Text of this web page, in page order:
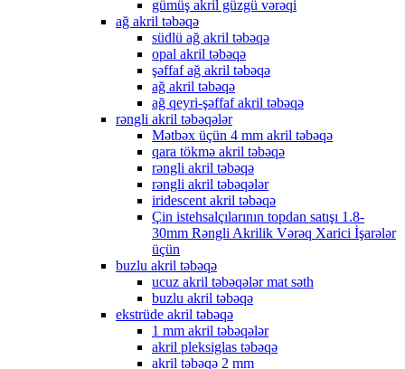
gümüş akril güzgü vərəqi
ağ akril təbəqə
südlü ağ akril təbəqə
opal akril təbəqə
şəffaf ağ akril təbəqə
ağ akril təbəqə
ağ qeyri-şəffaf akril təbəqə
rəngli akril təbəqələr
Mətbəx üçün 4 mm akril təbəqə
qara tökmə akril təbəqə
rəngli akril təbəqə
rəngli akril təbəqələr
iridescent akril təbəqə
Çin istehsalçılarının topdan satışı 1.8-
30mm Rəngli Akrilik Vərəq Xarici İşarələr
üçün
buzlu akril təbəqə
ucuz akril təbəqələr mat səth
buzlu akril təbəqə
ekstrüde akril təbəqə
1 mm akril təbəqələr
akril pleksiglas təbəqə
akril təbəqə 2 mm